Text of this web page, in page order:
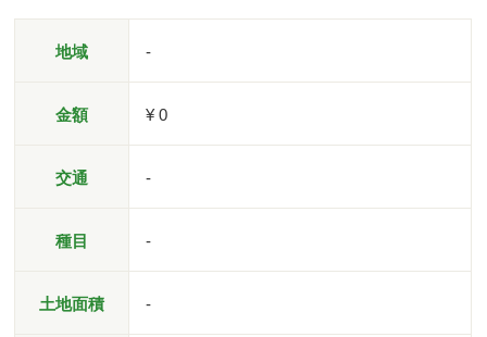
地域 -
金額 ¥ 0
交通 -
種目 -
土地面積 -